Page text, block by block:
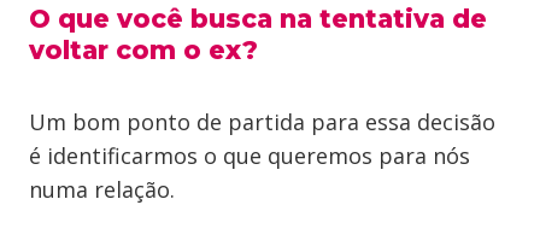
O que você busca na tentativa de
voltar com o ex?
Um bom ponto de partida para essa decisão
é identificarmos o que queremos para nós
numa relação.